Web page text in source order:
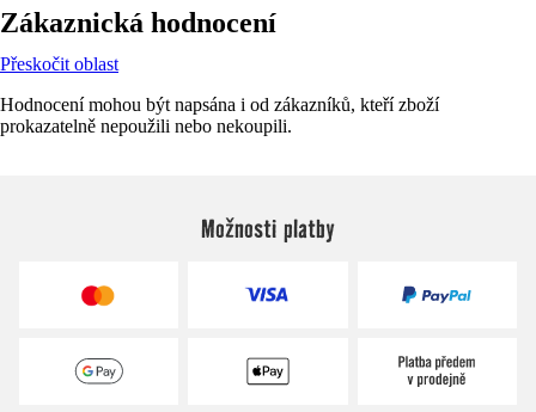
Zákaznická hodnocení
Přeskočit oblast
Hodnocení mohou být napsána i od zákazníků, kteří zboží
prokazatelně nepoužili nebo nekoupili.
Možnosti platby